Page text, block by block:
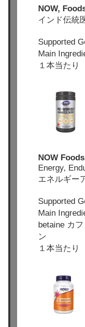
NOW,
インド伝統
Supported
Main
１本当た
NOW
Energy,
エネルギー
Supported
Main
betaine カ
ン
１本当た